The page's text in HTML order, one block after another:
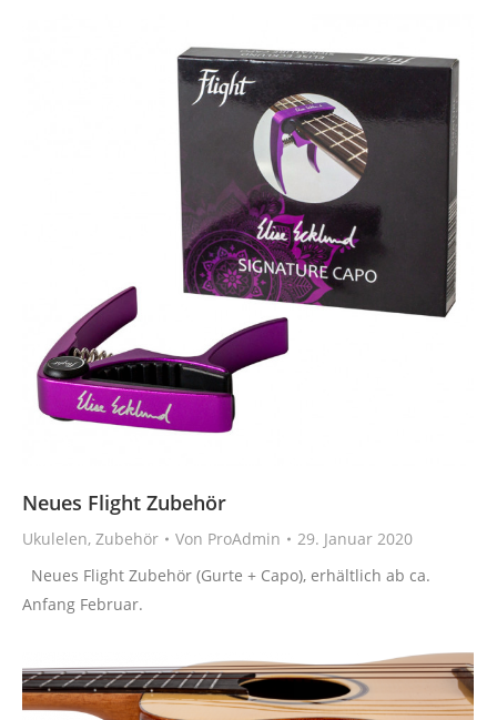
Neues Flight Zubehör
Ukulelen, Zubehör Von ProAdmin
29. Januar 2020
Neues Flight Zubehör (Gurte + Capo), erhältlich ab ca.
Anfang Februar.